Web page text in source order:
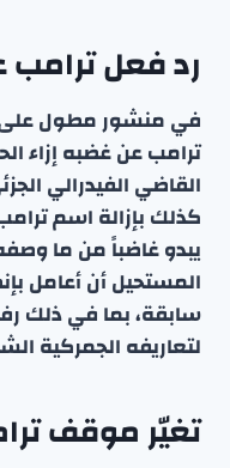
رد فعل ترامب
في منشور مطول على
ترامب عن غضبه إزاء
القاضي الفيدرالي
كذلك بإزالة اسم
يبدو غاضباً من ما
المستحيل أن أعامل
سابقة، بما في ذلك
لتعاريفه الجمركية
تغيّر موقف